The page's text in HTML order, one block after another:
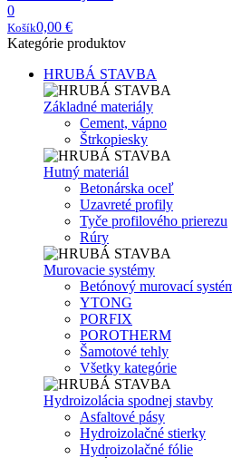
0
Košík0,00 €
Kategórie produktov
HRUBÁ STAVBA
Základné materiály
Cement, vápno
Štrkopiesky
Hutný materiál
Betonárska oceľ
Uzavreté profily
Tyče profilového prierezu
Rúry
Murovacie systémy
Betónový murovací
YTONG
PORFIX
POROTHERM
Šamotové tehly
Všetky kategórie
Hydroizolácia spodnej stavby
Asfaltové pásy
Hydroizolačné stierky
Hydroizolačné fólie